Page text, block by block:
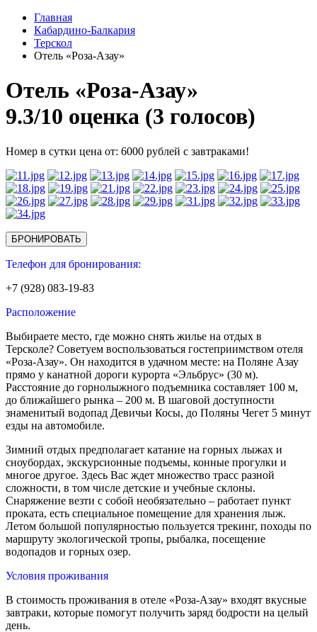
Главная
Кабардино-Балкария
Терскол
Отель «Роза-Азау»
Отель «Роза-Азау»
9.3/10 оценка (3 голосов)
Номер в сутки цена от: 6000 рублей с завтраками!
БРОНИРОВАТЬ
Телефон для бронирования:
+7 (928) 083-19-83
Расположение
Выбираете место, где можно снять жилье на отдых в
Терсколе? Советуем воспользоваться гостеприимством отеля
«Роза-Азау». Он находится в удачном месте: на Поляне Азау
прямо у канатной дороги курорта «Эльбрус» (30 м).
Расстояние до горнолыжного подъемника составляет 100 м,
до ближайшего рынка – 200 м. В шаговой доступности
знаменитый водопад Девичьи Косы, до Поляны Чегет 5 минут
езды на автомобиле.
Зимний отдых предполагает катание на горных лыжах и
сноубордах, экскурсионные подъемы, конные прогулки и
многое другое. Здесь Вас ждет множество трасс разной
сложности, в том числе детские и учебные склоны.
Снаряжение везти с собой необязательно – работает пункт
проката, есть специальное помещение для хранения лыж.
Летом большой популярностью пользуется трекинг, походы по
маршруту экологической тропы, рыбалка, посещение
водопадов и горных озер.
Условия проживания
В стоимость проживания в отеле «Роза-Азау» входят вкусные
завтраки, которые помогут получить заряд бодрости на целый
день.